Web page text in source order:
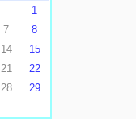
1
7
8
14
15
21
22
28
29